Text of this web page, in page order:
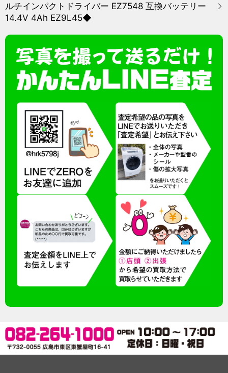
ルチインパクトドライバー EZ7548 互換バッテリー
14.4V 4Ah EZ9L45◆